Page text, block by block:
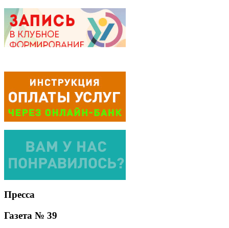
Пресса
Газета № 39